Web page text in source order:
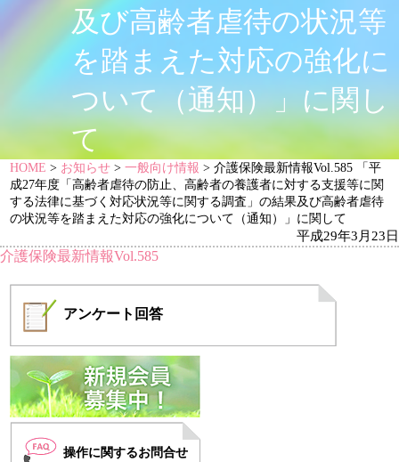
及び高齢者虐待の状況等
を踏まえた対応の強化に
ついて（通知）」に関し
て
HOME > お知らせ >一般向け情報 > 介護保険最新情報Vol.585 「平
成27年度「高齢者虐待の防止、高齢者の養護者に対する支援等に関
する法律に基づく対応状況等に関する調査」の結果及び高齢者虐待
の状況等を踏まえた対応の強化について（通知）」に関して
平成29年3月23日
介護保険最新情報Vol.585
アンケート 回答
操作に関するお問合せ